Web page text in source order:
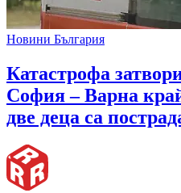
Новини България
Катастрофа
София – Варна
две деца са